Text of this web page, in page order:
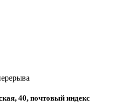
40, почтовый индекс